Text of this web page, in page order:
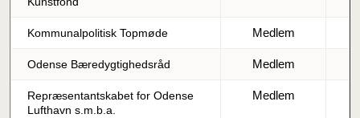
Kommunalpolitisk Topmøde Medlem
Odense Bæredygtighedsråd Medlem
Repræsentantskabet for Odense
Lufthavn s.m.b.a.
Medlem